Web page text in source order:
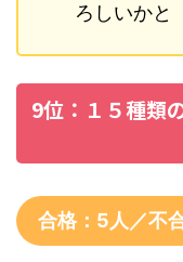
ろしいかと
9位：１５種類
合格：5人／不